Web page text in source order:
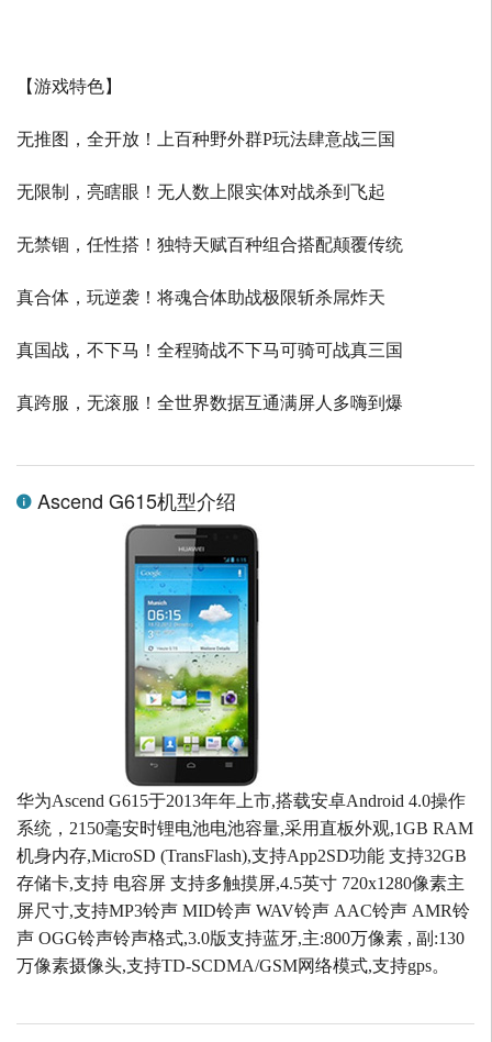
【游戏特色】
无推图，全开放！上百种野外群P玩法肆意战三国
无限制，亮瞎眼！无人数上限实体对战杀到飞起
无禁锢，任性搭！独特天赋百种组合搭配颠覆传统
真合体，玩逆袭！将魂合体助战极限斩杀屌炸天
真国战，不下马！全程骑战不下马可骑可战真三国
真跨服，无滚服！全世界数据互通满屏人多嗨到爆
Ascend G615机型介绍
华为Ascend G615于2013年年上市,搭载安卓Android 4.0操作
系统，2150毫安时锂电池电池容量,采用直板外观,1GB RAM
机身内存,MicroSD (TransFlash),支持App2SD功能 支持32GB
存储卡,支持 电容屏 支持多触摸屏,4.5英寸 720x1280像素主
屏尺寸,支持MP3铃声 MID铃声 WAV铃声 AAC铃声 AMR铃
声 OGG铃声铃声格式,3.0版支持蓝牙,主:800万像素 , 副:130
万像素摄像头,支持TD-SCDMA/GSM网络模式,支持gps。